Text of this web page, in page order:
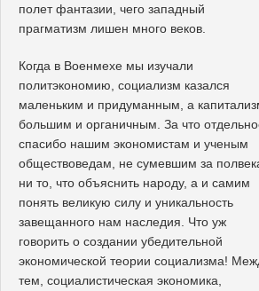
полет фантазии, чего западный
прагматизм лишен много веков.
Когда в Военмехе мы изучали
политэкономию, социализм казался
маленьким и придуманным, а
большим и органичным. За что
спасибо нашим экономистам и ученым
обществоведам, не сумевшим за
ни то, что объяснить народу, а и самим
понять великую силу и уникальность
завещанного нам наследия. Что уж
говорить о создании убедительной
экономической теории социализма!
тем, социалистическая экономика,